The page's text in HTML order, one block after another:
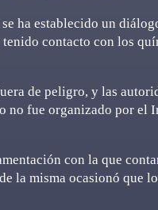
ha establecido un
contacto con los
de peligro, y las
no fue organizado por
con la que
la misma ocasionó que